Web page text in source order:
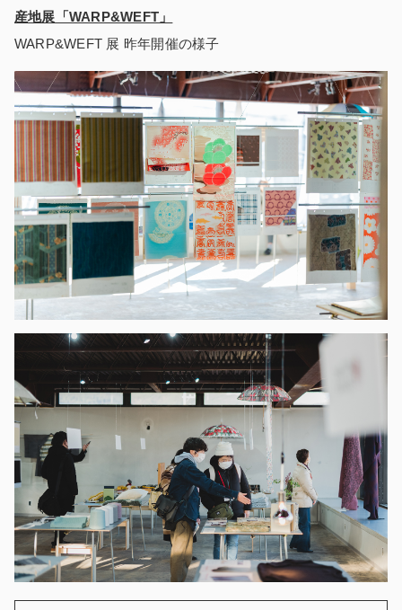
産地展「WARP&WEFT」
WARP&WEFT 展 昨年開催の様子